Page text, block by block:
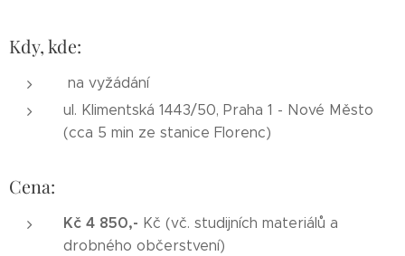
Kdy, kde:
na vyžádání
ul. Klimentská 1443/50, Praha 1 - Nové Město
(cca 5 min ze stanice Florenc)
Cena:
Kč 4 850,- Kč (vč. studijních materiálů a
drobného občerstvení)